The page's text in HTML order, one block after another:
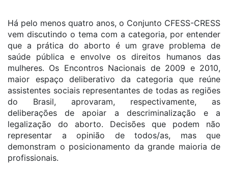
Há pelo menos quatro anos, o Conjunto CFESS-CRESS
vem discutindo o tema com a categoria, por entender
que a prática do aborto é um grave problema de
saúde pública e envolve os direitos humanos das
mulheres. Os Encontros Nacionais de 2009 e 2010,
maior espaço deliberativo da categoria que reúne
assistentes sociais representantes de todas as regiões
do Brasil, aprovaram, respectivamente, as
deliberações de apoiar a descriminalização e a
legalização do aborto. Decisões que podem não
representar a opinião de todos/as, mas que
demonstram o posicionamento da grande maioria de
profissionais.